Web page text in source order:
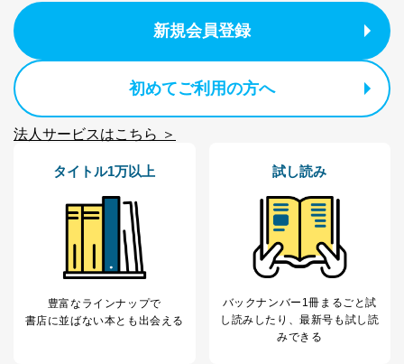
新規会員登録
初めてご利用の方へ
法人サービスはこちら ＞
タイトル1万以上
豊富なラインナップで
書店に並ばない本とも出会える
試し読み
バックナンバー1冊まるごと試
し読み したり、最新号も試し読
みできる